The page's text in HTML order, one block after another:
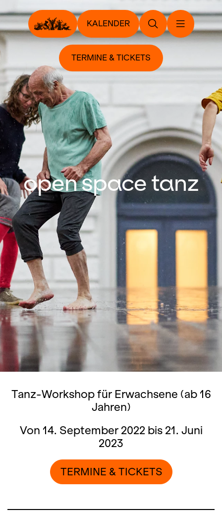
KALENDER
TERMINE & TICKETS
open space tanz
Tanz-Workshop für Erwachsene (ab 16
Jahren)
Von 14. September 2022 bis 21. Juni
2023
TERMINE & TICKETS